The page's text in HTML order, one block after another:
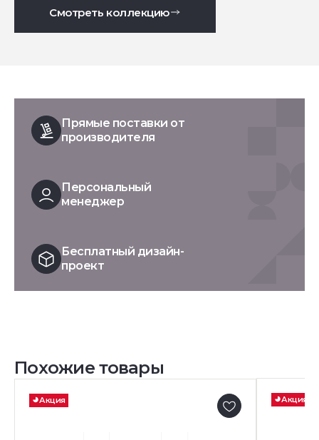
Смотреть коллекцию
Прямые поставки от
производителя
Персональный
менеджер
Бесплатный дизайн-
проект
Похожие товары
Акция Акция